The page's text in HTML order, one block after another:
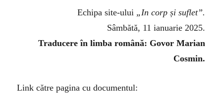
Echipa site-ului „In corp și suflet”.
Sâmbătă, 11 ianuarie 2025.
Traducere în limba română: Govor Marian
Cosmin.
Link către pagina cu documentul: